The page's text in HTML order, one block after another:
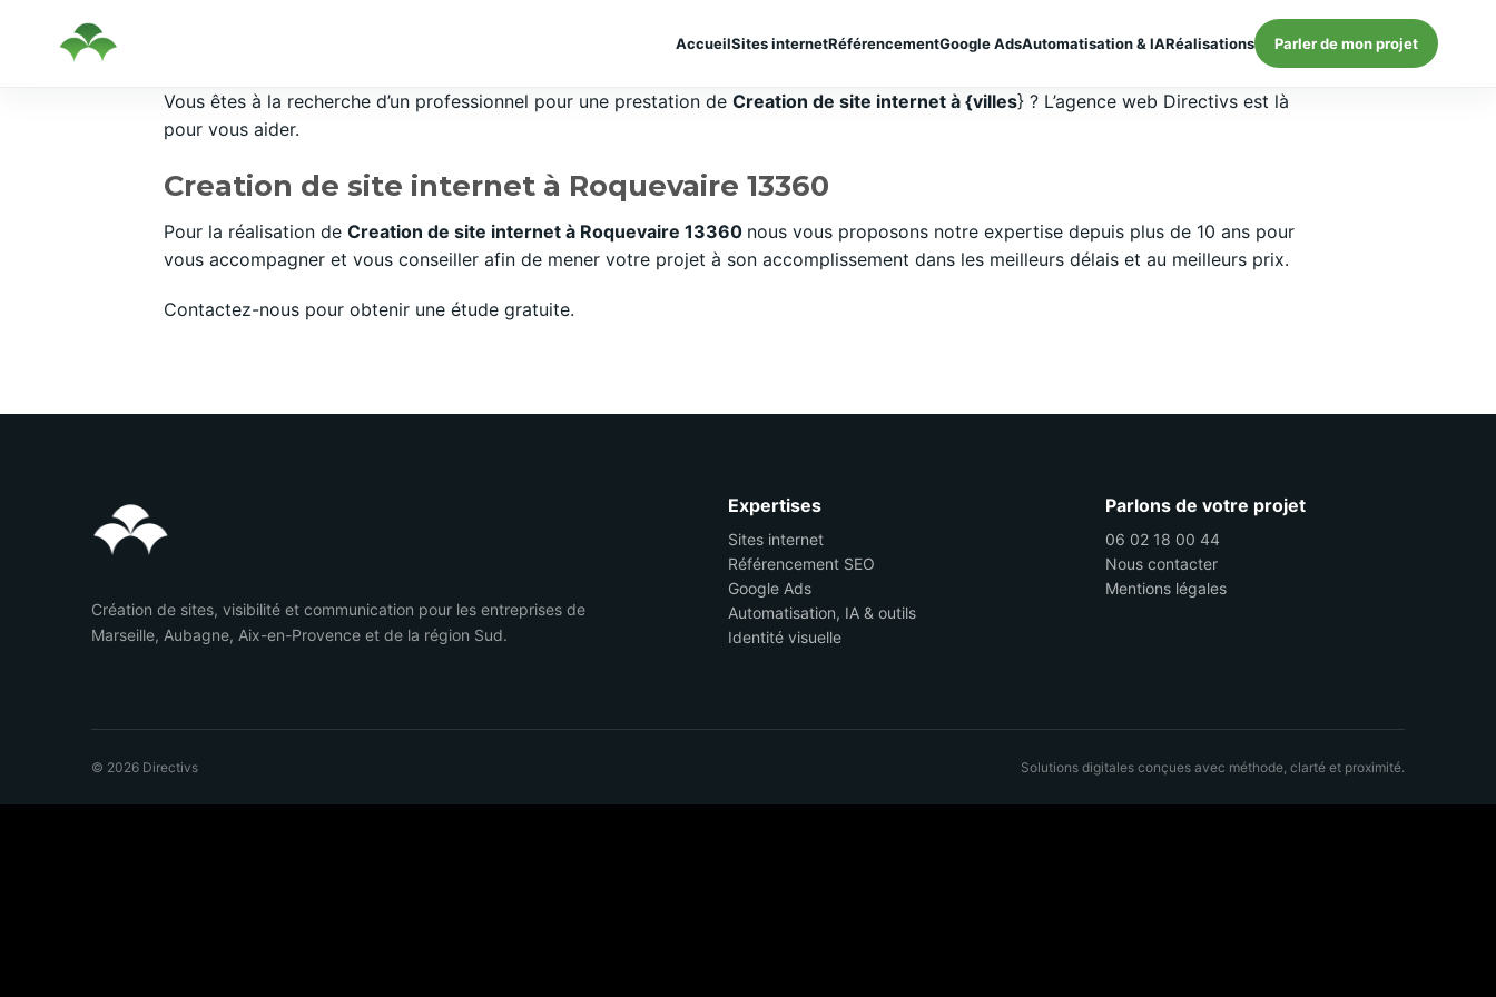
AccueilSites internetRéférencementGoogle AdsAutomatisation & IARéalisations Parler de mon projet
Vous êtes à la recherche d’un professionnel pour une prestation de Creation de site internet à {villes} ? L’agence web Directivs est là
pour vous aider.
Creation de site internet à Roquevaire 13360
Pour la réalisation de Creation de site internet à Roquevaire 13360 nous vous proposons notre expertise depuis plus de 10 ans pour
vous accompagner et vous conseiller afin de mener votre projet à son accomplissement dans les meilleurs délais et au meilleurs prix.
Contactez-nous pour obtenir une étude gratuite.
Création de sites, visibilité et communication pour les entreprises de
Marseille, Aubagne, Aix-en-Provence et de la région Sud.
Expertises
Sites internet
Référencement SEO
Google Ads
Automatisation, IA & outils
Identité visuelle
Parlons de votre projet
06 02 18 00 44
Nous contacter
Mentions légales
© 2026 Directivs Solutions digitales conçues avec méthode, clarté et proximité.